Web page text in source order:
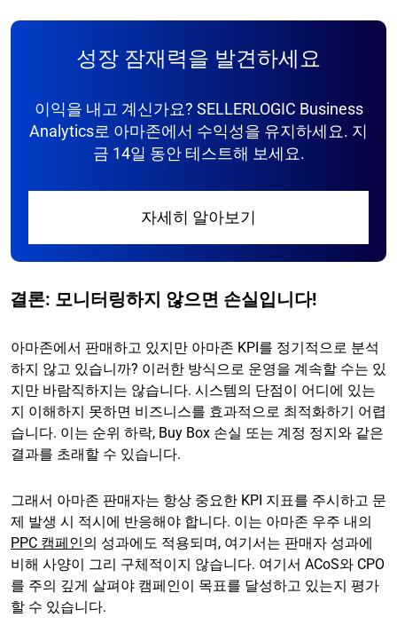
성장 잠재력을 발견하세요
이익을 내고 계신가요? SELLERLOGIC Business
Analytics로 아마존에서 수익성을 유지하세요. 지
금 14일 동안 테스트해 보세요.
자세히 알아보기
결론: 모니터링하지 않으면 손실입니다!
아마존에서 판매하고 있지만 아마존 KPI를 정기적으로 분석
하지 않고 있습니까? 이러한 방식으로 운영을 계속할 수는 있
지만 바람직하지는 않습니다. 시스템의 단점이 어디에 있는
지 이해하지 못하면 비즈니스를 효과적으로 최적화하기 어렵
습니다. 이는 순위 하락, Buy Box 손실 또는 계정 정지와 같은
결과를 초래할 수 있습니다.
그래서 아마존 판매자는 항상 중요한 KPI 지표를 주시하고 문
제 발생 시 적시에 반응해야 합니다. 이는 아마존 우주 내의
PPC 캠페인의 성과에도 적용되며, 여기서는 판매자 성과에
비해 사양이 그리 구체적이지 않습니다. 여기서 ACoS와 CPO
를 주의 깊게 살펴야 캠페인이 목표를 달성하고 있는지 평가
할 수 있습니다.